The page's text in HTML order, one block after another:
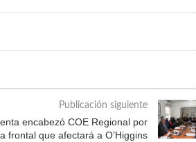
Publicación siguiente
encabezó COE Regional por
frontal que afectará a O’Higgins